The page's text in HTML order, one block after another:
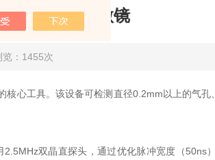
粒的微观显微镜
览：1455次
工具。该设备可检测直径0.2mm以上的气孔
双晶直探头，通过优化脉冲宽度（50ns